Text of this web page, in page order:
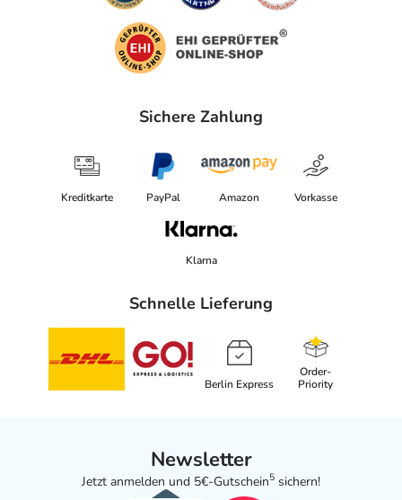
Sichere Zahlung
Kreditkarte PayPal Amazon Vorkasse
Klarna
Schnelle Lieferung
Berlin Express
Order-
Priority
Newsletter
Jetzt anmelden und 5€-Gutschein5 sichern!